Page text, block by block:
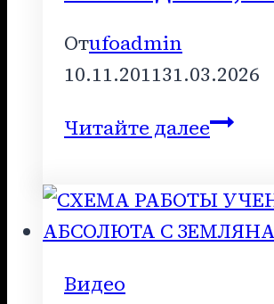
Отufoadmin
10.11.201131.03.2026
Читайте далееНа
1995
Видео